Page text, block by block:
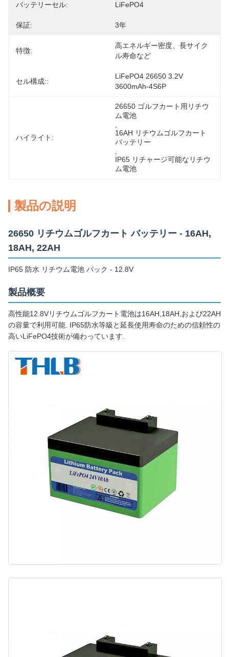
バッテリーセル: LiFePO4
保証: 3年
特徴:
高エネルギー密度、長サイク
ル寿命など
セル構成::
LiFePO4 26650 3.2V
3600mAh-4S6P
ハイライト:
26650 ゴルフカート用リチウ
ム電池
16AH リチウムゴルフカート
バッテリー
IP65 リチャージ可能なリチウ
ム電池
製品の説明
26650 リチウムゴルフカート バッテリー - 16AH,
18AH, 22AH
IP65 防水 リチウム電池 パック - 12.8V
製品概要
高性能12.8Vリチウムゴルフカート電池は16AH,18AH,および22AH
の容量で利用可能. IP65防水等級と延長使用寿命のための信頼性の
高いLiFePO4技術が備わっています.